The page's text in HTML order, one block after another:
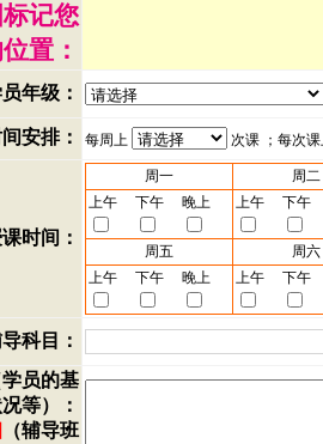
记您
置：
年级：
安排： 每周上 次课 ；每次
时间：
周一
周二
上午
下午 晚上 上午 下午
周五
周六
上午
下午 晚上 上午 下午
科目：
员的基
等）：
（辅导班